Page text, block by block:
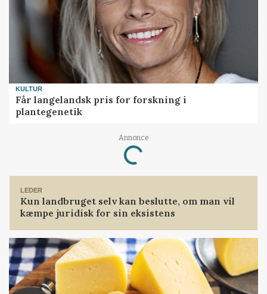
KULTUR
Får langelandsk pris for forskning i
plantegenetik
Annonce
Loading...
LEDER
Kun landbruget selv kan beslutte, om man vil
kæmpe juridisk for sin eksistens